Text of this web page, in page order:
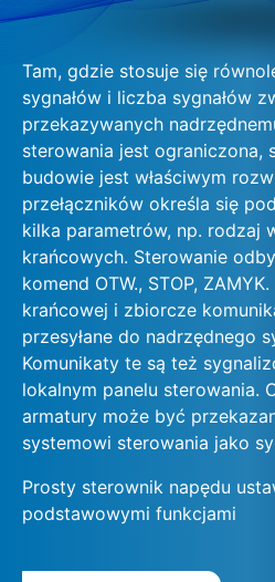
Tam, gdzie stosuje się
sygnałów i liczba sygnałów
przekazywanych
sterowania jest ograniczona,
budowie jest właściwym
przełączników określa się
kilka parametrów, np. rodzaj
krańcowych. Sterowanie
komend OTW., STOP,
krańcowej i zbiorcze
przesyłane do nadrzędnego
Komunikaty te są też
lokalnym panelu sterowania.
armatury może być
systemowi sterowania jako
Prosty sterownik napędu
podstawowymi funkcjami